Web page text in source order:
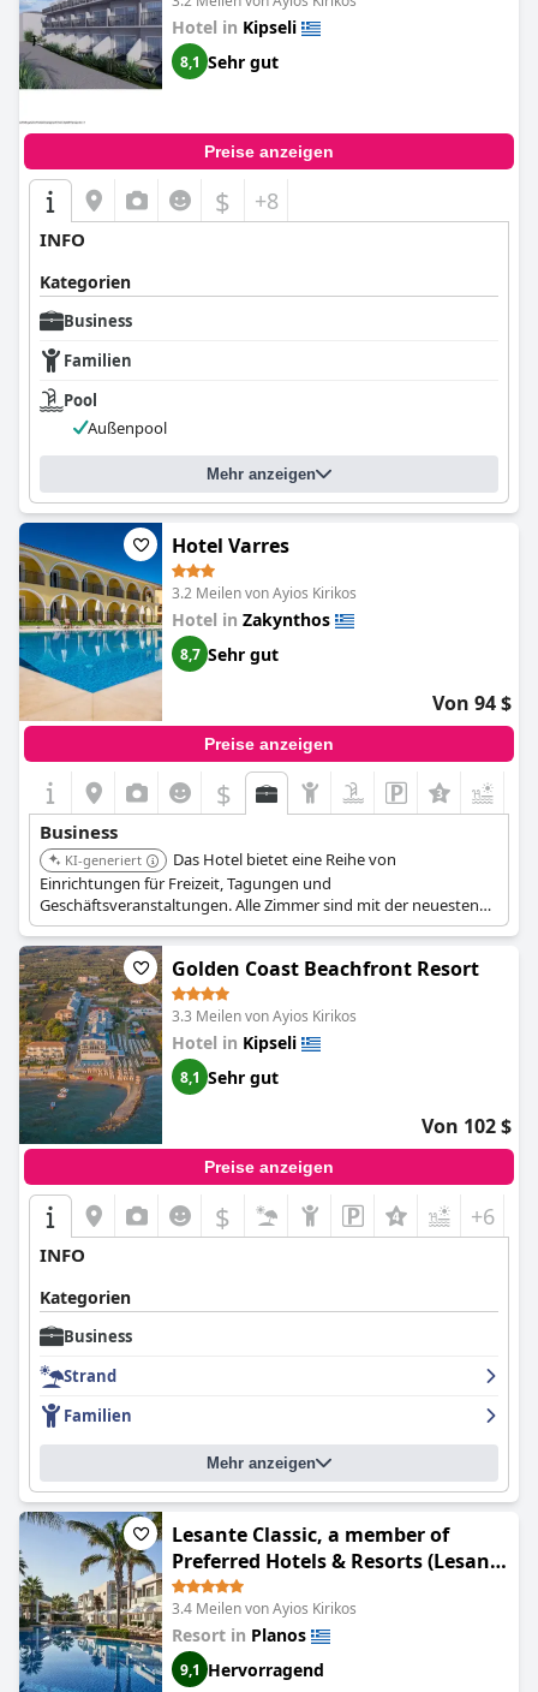
Hotel in Kipseli
8,1 Sehr gut
Preise anzeigen
$ +8
INFO
Kategorien
Business
Familien
Pool
Außenpool
Mehr anzeigen
Hotel Varres
3.2 Meilen von Ayios Kirikos
Hotel in Zakynthos
8,7 Sehr gut
Von 94 $
Preise anzeigen
$
Business
KI-generiert
Das Hotel bietet eine Reihe von
Einrichtungen für Freizeit, Tagungen und
Geschäftsveranstaltungen. Alle Zimmer sind mit der neuesten
Technologie ausgestattet, einschließlich Flachbildfernsehern
und kostenlosem WLAN.
Golden Coast Beachfront Resort
3.3 Meilen von Ayios Kirikos
Hotel in Kipseli
8,1 Sehr gut
Von 102 $
Preise anzeigen
$ +6
INFO
Kategorien
Business
Strand
Familien
Mehr anzeigen
Lesante Classic, a member of
Preferred Hotels & Resorts (Lesante
Classic - Preferred Hotels & Resorts)
3.4 Meilen von Ayios Kirikos
Resort in Planos
9,1 Hervorragend